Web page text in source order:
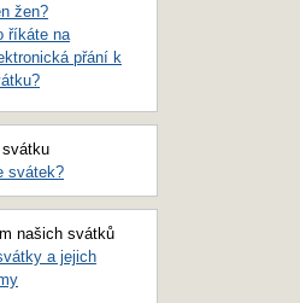
žen?
říkáte na
přání k
svátek?
našich svátků
a jejich